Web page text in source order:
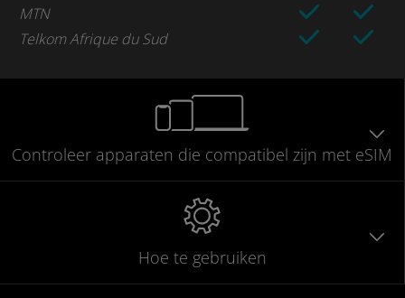
MTN
Telkom Afrique du Sud
Controleer apparaten die compatibel zijn met eSIM
Hoe te gebruiken